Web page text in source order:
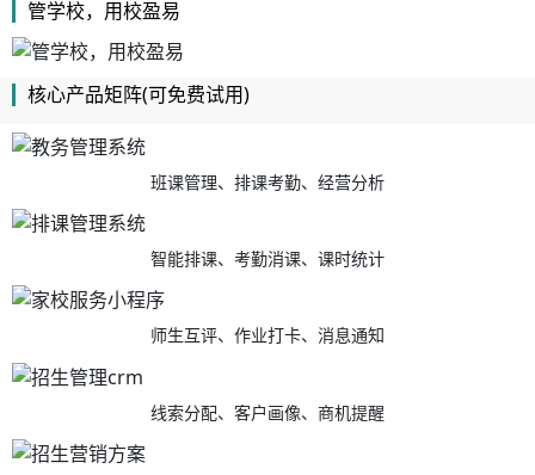
管学校，用校盈易
核心产品矩阵(可免费试用)
班课管理、排课考勤、经营分析
智能排课、考勤消课、课时统计
师生互评、作业打卡、消息通知
线索分配、客户画像、商机提醒